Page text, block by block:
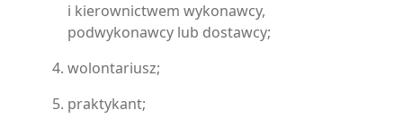
i kierownictwem wykonawcy,
podwykonawcy lub dostawcy;
wolontariusz;
praktykant;